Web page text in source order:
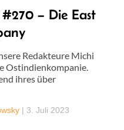
#270 – Die East
Redakteure Michi
Ostindienkompanie.
ihres über
| 3. Juli 2023